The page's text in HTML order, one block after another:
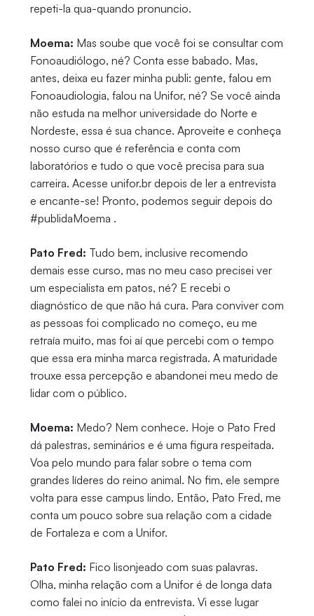
repeti-la qua-quando pronuncio.
Moema: Mas soube que você foi se consultar com
Fonoaudiólogo, né? Conta esse babado. Mas,
antes, deixa eu fazer minha publi: gente, falou em
Fonoaudiologia, falou na Unifor, né? Se você ainda
não estuda na melhor universidade do Norte e
Nordeste, essa é sua chance. Aproveite e conheça
nosso curso que é referência e conta com
laboratórios e tudo o que você precisa para sua
carreira. Acesse unifor.br depois de ler a entrevista
e encante-se! Pronto, podemos seguir depois do
#publidaMoema .
Pato Fred: Tudo bem, inclusive recomendo
demais esse curso, mas no meu caso precisei ver
um especialista em patos, né? E recebi o
diagnóstico de que não há cura. Para conviver com
as pessoas foi complicado no começo, eu me
retraía muito, mas foi aí que percebi com o tempo
que essa era minha marca registrada. A maturidade
trouxe essa percepção e abandonei meu medo de
lidar com o público.
Moema: Medo? Nem conhece. Hoje o Pato Fred
dá palestras, seminários e é uma figura respeitada.
Voa pelo mundo para falar sobre o tema com
grandes líderes do reino animal. No fim, ele sempre
volta para esse campus lindo. Então, Pato Fred, me
conta um pouco sobre sua relação com a cidade
de Fortaleza e com a Unifor.
Pato Fred: Fico lisonjeado com suas palavras.
Olha, minha relação com a Unifor é de longa data
como falei no início da entrevista. Vi esse lugar